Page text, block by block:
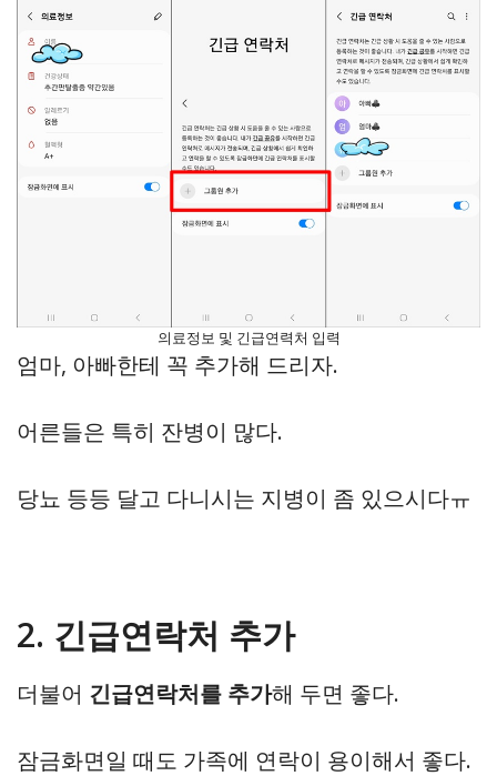
의료정보 및 긴급연력처 입력
엄마, 아빠한테 꼭 추가해 드리자.
어른들은 특히 잔병이 많다.
당뇨 등등 달고 다니시는 지병이 좀 있으시다ㅠ
2. 긴급연락처 추가
더불어 긴급연락처를 추가해 두면 좋다.
잠금화면일 때도 가족에 연락이 용이해서 좋다.